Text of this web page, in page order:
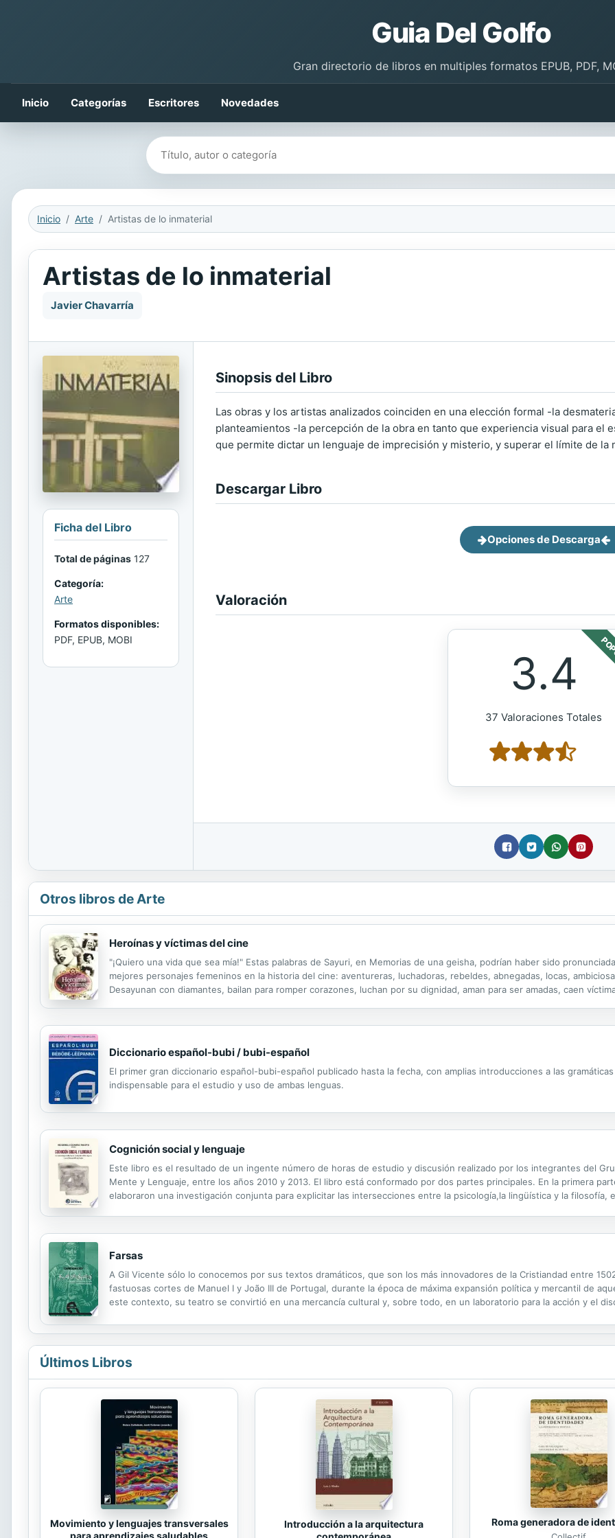
Guia Del Golfo
Gran directorio de libros en multiples formatos EPUB, PDF,
Inicio Categorías Escritores Novedades
Buscar libros
Inicio Arte Artistas de lo inmaterial
Artistas de lo inmaterial
Javier Chavarría
Ficha del Libro
Total de páginas 127
Categoría:
Arte
Formatos disponibles:
PDF, EPUB, MOBI
Sinopsis del Libro
Las obras y los artistas analizados coinciden en una elección formal -la
planteamientos -la percepción de la obra en tanto que experiencia visual para el
que permite dictar un lenguaje de imprecisión y misterio, y superar el límite de la
Descargar Libro
Opciones de Descarga
Valoración
3.4
37 Valoraciones Totales
Otros libros de Arte
Heroínas y víctimas del cine
"¡Quiero una vida que sea mía!" Estas palabras de Sayuri, en Memorias de una geisha, podrían haber sido
mejores personajes femeninos en la historia del cine: aventureras, luchadoras, rebeldes, abnegadas, locas,
Desayunan con diamantes, bailan para romper corazones, luchan por su dignidad, aman para ser amadas, caen
Diccionario español-bubi / bubi-español
El primer gran diccionario español-bubi-español publicado hasta la fecha, con amplias introducciones a las
indispensable para el estudio y uso de ambas lenguas.
Cognición social y lenguaje
Este libro es el resultado de un ingente número de horas de estudio y discusión realizado por los integrantes del
Mente y Lenguaje, entre los años 2010 y 2013. El libro está conformado por dos partes principales. En la primera
elaboraron una investigación conjunta para explicitar las intersecciones entre la psicología,la lingüística y la filosofía,
Farsas
A Gil Vicente sólo lo conocemos por sus textos dramáticos, que son los más innovadores de la Cristiandad entre
fastuosas cortes de Manuel I y João III de Portugal, durante la época de máxima expansión política y mercantil de
este contexto, su teatro se convirtió en una mercancía cultural y, sobre todo, en un laboratorio para la acción y el
Últimos Libros
Movimiento y lenguajes transversales
para aprendizajes saludables
Introducción a la arquitectura
Roma generadora de